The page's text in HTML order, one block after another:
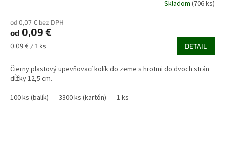
Skladom (706 ks)
od 0,07 € bez DPH
od 0,09 €
Jednotková
0,09 € / 1 ks DETAIL
Čierny plastový upevňovací kolík do zeme s hrotmi do dvoch strán
dĺžky 12,5 cm.
100 ks (balík)
3300 ks (kartón) 1 ks